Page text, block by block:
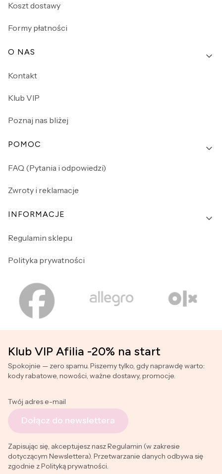
Koszt dostawy
Formy płatności
O NAS
Kontakt
Klub VIP
Poznaj nas bliżej
POMOC
FAQ (Pytania i odpowiedzi)
Zwroty i reklamacje
INFORMACJE
Regulamin sklepu
Polityka prywatności
Klub VIP Afilia -20% na start
Spokojnie — zero spamu. Piszemy tylko, gdy naprawdę warto:
kody rabatowe, nowości, ważne dostawy, promocje.
Twój adres e-mail
Dołącz do newslettera
Zapisując się, akceptujesz nasz Regulamin (w zakresie
dotyczącym Newslettera). Przetwarzanie danych odbywa się
zgodnie z Polityką prywatności.